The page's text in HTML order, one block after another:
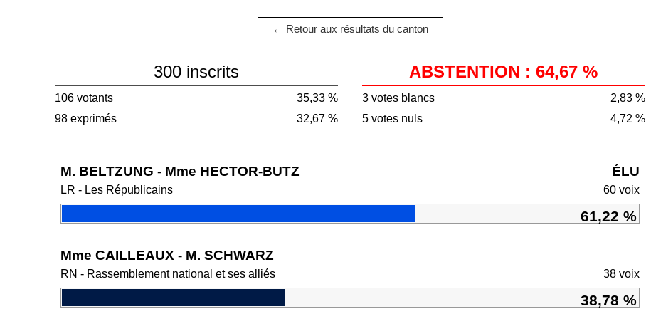
← Retour aux résultats du canton
300 inscrits
106 votants
35,33 %
98 exprimés
32,67 %
ABSTENTION : 64,67 %
3 votes blancs
2,83 %
5 votes nuls
4,72 %
M. BELTZUNG - Mme HECTOR-BUTZ ÉLU
LR - Les Républicains 60 voix
61,22 %
Mme CAILLEAUX - M. SCHWARZ
RN - Rassemblement national et ses alliés 38 voix
38,78 %